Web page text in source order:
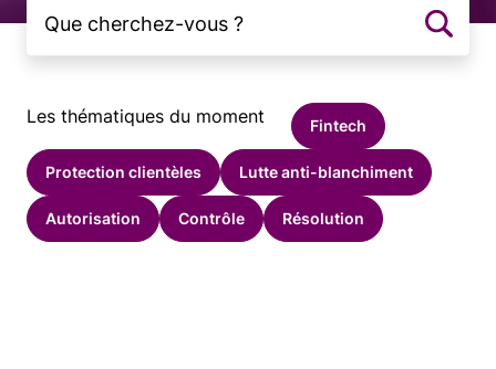
Les thématiques du moment Fintech
Protection clientèles Lutte anti-blanchiment
Autorisation Contrôle Résolution